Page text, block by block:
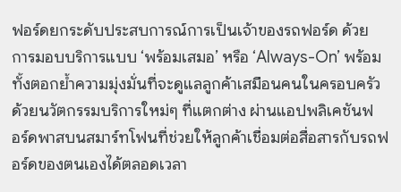
ฟอร์ดยกระดับประสบการณ์การเป็นเจ้าของรถฟอร์ด ด้วย
การมอบบริการแบบ ‘พร้อมเสมอ’ หรือ ‘Always-On’ พร้อม
ทั้งตอกย้ำความมุ่งมั่นที่จะดูแลลูกค้าเสมือนคนในครอบครัว
ด้วยนวัตกรรมบริการใหม่ๆ ที่แตกต่าง ผ่านแอปพลิเคชันฟ
อร์ดพาสบนสมาร์ทโฟนที่ช่วยให้ลูกค้าเชื่อมต่อสื่อสารกับรถฟ
อร์ดของตนเองได้ตลอดเวลา